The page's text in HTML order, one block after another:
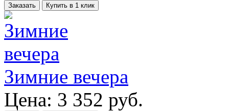
Заказать Купить в 1 клик
Зимние вечера
Цена: 3 352 руб.